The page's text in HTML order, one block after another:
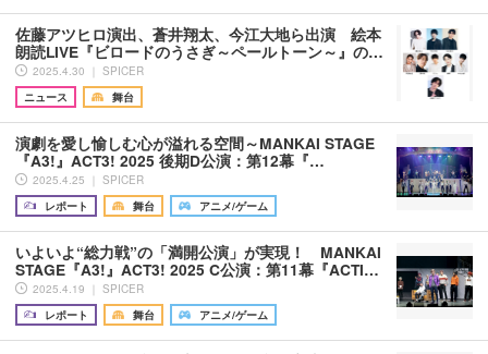
佐藤アツヒロ演出、蒼井翔太、今江大地ら出演 絵本
朗読LIVE『ビロードのうさぎ～ペールトーン～』の…
2025.4.30 ｜ SPICER
ニュース
舞台
演劇を愛し愉しむ心が溢れる空間～MANKAI STAGE
『A3!』ACT3! 2025 後期D公演：第12幕『…
2025.4.25 ｜ SPICER
レポート
舞台 アニメ/ゲーム
いよいよ“総力戦”の「満開公演」が実現！ MANKAI
STAGE『A3!』ACT3! 2025 C公演：第11幕『ACTI…
2025.4.19 ｜ SPICER
レポート
舞台 アニメ/ゲーム